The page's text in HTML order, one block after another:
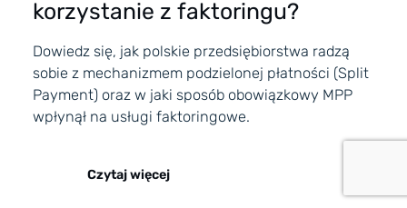
korzystanie z faktoringu?
Dowiedz się, jak polskie przedsiębiorstwa radzą
sobie z mechanizmem podzielonej płatności (Split
Payment) oraz w jaki sposób obowiązkowy MPP
wpłynął na usługi faktoringowe.
Czytaj więcej